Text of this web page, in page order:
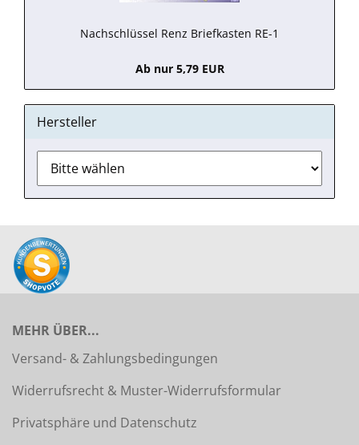
Nachschlüssel Renz Briefkasten RE-1
Ab nur 5,79 EUR
Hersteller
MEHR ÜBER...
Versand- & Zahlungsbedingungen
Widerrufsrecht & Muster-Widerrufsformular
Privatsphäre und Datenschutz